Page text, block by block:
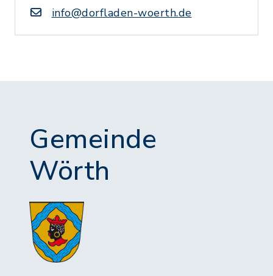
info@dorfladen-woerth.de
Gemeinde
Wörth